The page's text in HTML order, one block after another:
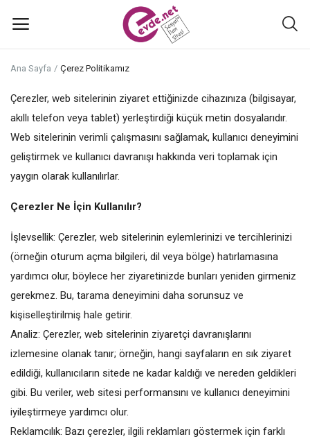
ekle
Ana Menü
Kategoriler
İletişim
Atölyeler
Blog
Giriş Yap
Konum
Ana Sayfa Çerez Politikamız
Çerezler, web sitelerinin ziyaret ettiğinizde cihazınıza (bilgisayar,
akıllı telefon veya tablet) yerleştirdiği küçük metin dosyalarıdır.
Web sitelerinin verimli çalışmasını sağlamak, kullanıcı deneyimini
geliştirmek ve kullanıcı davranışı hakkında veri toplamak için
yaygın olarak kullanılırlar.
Çerezler Ne İçin Kullanılır?
İşlevsellik: Çerezler, web sitelerinin eylemlerinizi ve tercihlerinizi
(örneğin oturum açma bilgileri, dil veya bölge) hatırlamasına
yardımcı olur, böylece her ziyaretinizde bunları yeniden girmeniz
gerekmez. Bu, tarama deneyimini daha sorunsuz ve
kişiselleştirilmiş hale getirir.
Analiz: Çerezler, web sitelerinin ziyaretçi davranışlarını
izlemesine olanak tanır; örneğin, hangi sayfaların en sık ziyaret
edildiği, kullanıcıların sitede ne kadar kaldığı ve nereden geldikleri
gibi. Bu veriler, web sitesi performansını ve kullanıcı deneyimini
iyileştirmeye yardımcı olur.
Reklamcılık: Bazı çerezler, ilgili reklamları göstermek için farklı